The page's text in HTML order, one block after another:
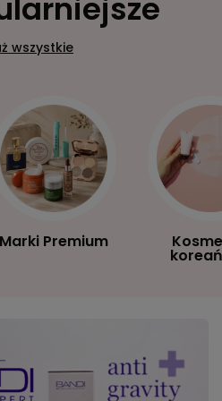
wszystkie
Marki Premium